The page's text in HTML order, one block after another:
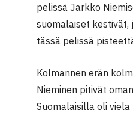
pelissä Jarkko
suomalaiset kestivät,
tässä pelissä
Kolmannen erän
Nieminen pitivät
Suomalaisilla oli